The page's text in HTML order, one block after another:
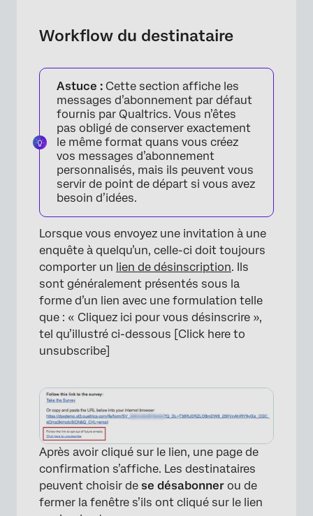
Workflow du destinataire
Astuce : Cette section affiche les
messages d’abonnement par défaut
fournis par Qualtrics. Vous n’êtes
pas obligé de conserver exactement
le même format quans vous créez
vos messages d’abonnement
personnalisés, mais ils peuvent vous
servir de point de départ si vous avez
besoin d’idées.
Lorsque vous envoyez une invitation à une
enquête à quelqu’un, celle-ci doit toujours
comporter un lien de désinscription. Ils
sont généralement présentés sous la
forme d’un lien avec une formulation telle
que : « Cliquez ici pour vous désinscrire »,
tel qu’illustré ci-dessous [Click here to
unsubscribe]
Après avoir cliqué sur le lien, une page de
confirmation s’affiche. Les destinataires
peuvent choisir de se désabonner ou de
fermer la fenêtre s’ils ont cliqué sur le lien